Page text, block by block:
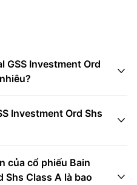
GSS Investment Ord

Investment Ord Shs

của cổ phiếu Bain
Shs Class A là bao
